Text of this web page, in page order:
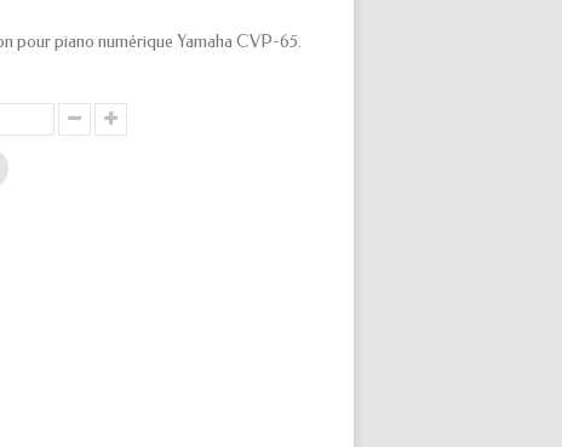
pour piano numérique Yamaha CVP-65.